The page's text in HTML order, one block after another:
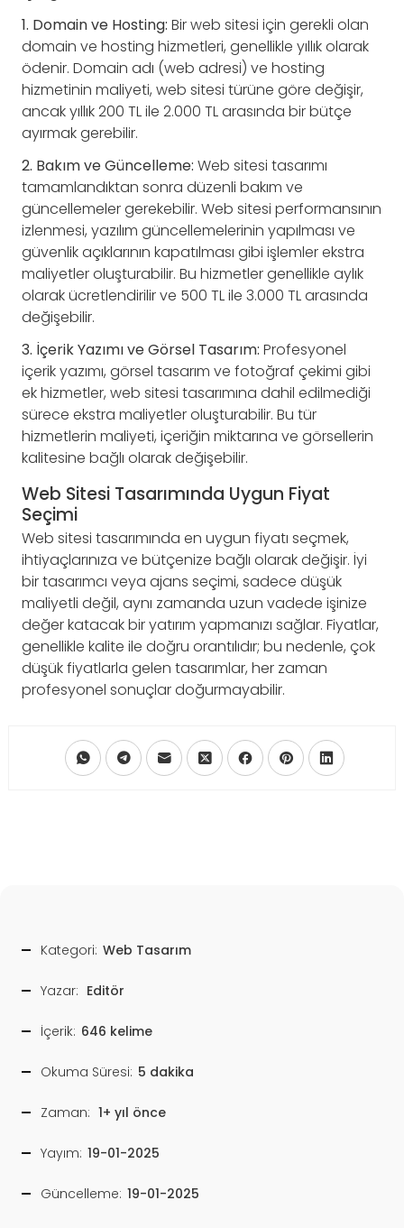
1. Domain ve Hosting: Bir web sitesi için gerekli olan
domain ve hosting hizmetleri, genellikle yıllık olarak
ödenir. Domain adı (web adresi) ve hosting
hizmetinin maliyeti, web sitesi türüne göre değişir,
ancak yıllık 200 TL ile 2.000 TL arasında bir bütçe
ayırmak gerebilir.
2. Bakım ve Güncelleme: Web sitesi tasarımı
tamamlandıktan sonra düzenli bakım ve
güncellemeler gerekebilir. Web sitesi performansının
izlenmesi, yazılım güncellemelerinin yapılması ve
güvenlik açıklarının kapatılması gibi işlemler ekstra
maliyetler oluşturabilir. Bu hizmetler genellikle aylık
olarak ücretlendirilir ve 500 TL ile 3.000 TL arasında
değişebilir.
3. İçerik Yazımı ve Görsel Tasarım: Profesyonel
içerik yazımı, görsel tasarım ve fotoğraf çekimi gibi
ek hizmetler, web sitesi tasarımına dahil edilmediği
sürece ekstra maliyetler oluşturabilir. Bu tür
hizmetlerin maliyeti, içeriğin miktarına ve görsellerin
kalitesine bağlı olarak değişebilir.
Web Sitesi Tasarımında Uygun Fiyat
Seçimi
Web sitesi tasarımında en uygun fiyatı seçmek,
ihtiyaçlarınıza ve bütçenize bağlı olarak değişir. İyi
bir tasarımcı veya ajans seçimi, sadece düşük
maliyetli değil, aynı zamanda uzun vadede işinize
değer katacak bir yatırım yapmanızı sağlar. Fiyatlar,
genellikle kalite ile doğru orantılıdır; bu nedenle, çok
düşük fiyatlarla gelen tasarımlar, her zaman
profesyonel sonuçlar doğurmayabilir.
Kategori: Web Tasarım
Yazar: Editör
İçerik: 646 kelime
Okuma Süresi: 5 dakika
Zaman: 1+ yıl önce
Yayım: 19-01-2025
Güncelleme: 19-01-2025